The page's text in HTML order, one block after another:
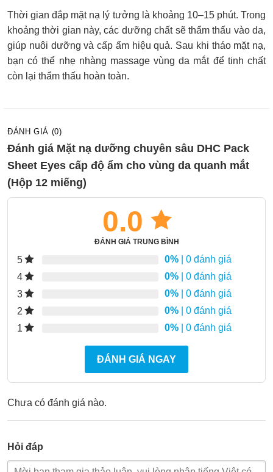
Thời gian đắp mặt nạ lý tưởng là khoảng 10–15 phút. Trong
khoảng thời gian này, các dưỡng chất sẽ thẩm thấu vào da,
giúp nuôi dưỡng và cấp ẩm hiệu quả. Sau khi tháo mặt nạ,
bạn có thể nhẹ nhàng massage vùng da mắt để tinh chất
còn lại thẩm thấu hoàn toàn.
ĐÁNH GIÁ (0)
Đánh giá Mặt nạ dưỡng chuyên sâu DHC Pack
Sheet Eyes cấp độ ẩm cho vùng da quanh mắt
(Hộp 12 miếng)
0.0
ĐÁNH GIÁ TRUNG BÌNH
5 0% | 0 đánh giá
4
0% | 0 đánh giá
3
0% | 0 đánh giá
2
0% | 0 đánh giá
1
0% | 0 đánh giá
ĐÁNH GIÁ NGAY
Chưa có đánh giá nào.
Hỏi đáp